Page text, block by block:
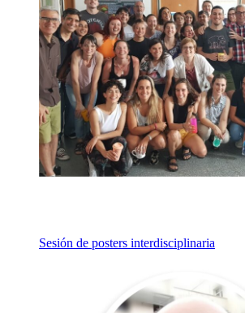
Sesión de posters interdisciplinaria